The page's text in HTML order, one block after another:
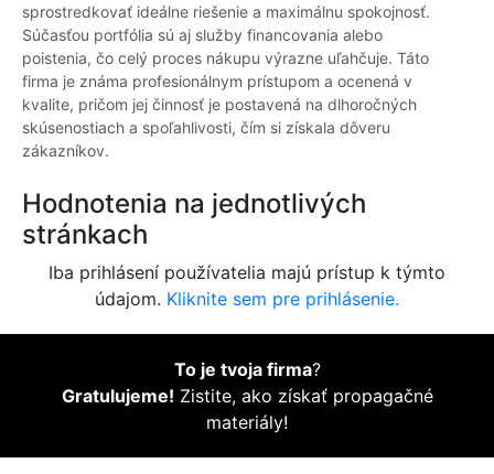
sprostredkovať ideálne riešenie a maximálnu spokojnosť.
Súčasťou portfólia sú aj služby financovania alebo
poistenia, čo celý proces nákupu výrazne uľahčuje. Táto
firma je známa profesionálnym prístupom a ocenená v
kvalite, pričom jej činnosť je postavená na dlhoročných
skúsenostiach a spoľahlivosti, čím si získala dôveru
zákazníkov.
Hodnotenia na jednotlivých
stránkach
Iba prihlásení používatelia majú prístup k týmto
údajom. Kliknite sem pre prihlásenie.
To je tvoja firma?
Gratulujeme! Zistite, ako získať propagačné
materiály!